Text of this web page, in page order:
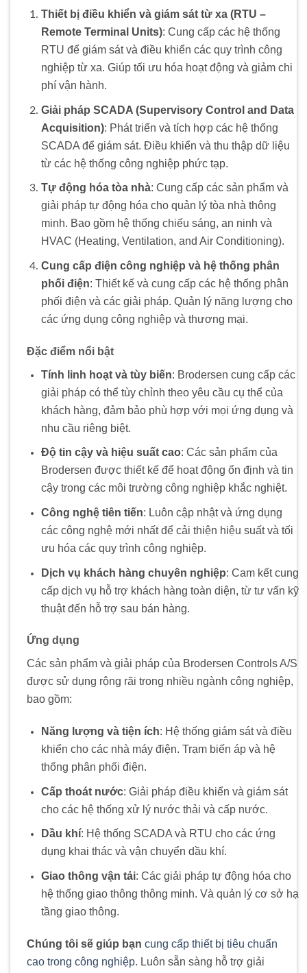
Thiết bị điều khiển và giám sát từ xa (RTU –
Remote Terminal Units): Cung cấp các hệ thống
RTU để giám sát và điều khiển các quy trình công
nghiệp từ xa. Giúp tối ưu hóa hoạt động và giảm chi
phí vận hành.
Giải pháp SCADA (Supervisory Control and Data
Acquisition): Phát triển và tích hợp các hệ thống
SCADA để giám sát. Điều khiển và thu thập dữ liệu
từ các hệ thống công nghiệp phức tạp.
Tự động hóa tòa nhà: Cung cấp các sản phẩm và
giải pháp tự động hóa cho quản lý tòa nhà thông
minh. Bao gồm hệ thống chiếu sáng, an ninh và
HVAC (Heating, Ventilation, and Air Conditioning).
Cung cấp điện công nghiệp và hệ thống phân
phối điện: Thiết kế và cung cấp các hệ thống phân
phối điện và các giải pháp. Quản lý năng lượng cho
các ứng dụng công nghiệp và thương mại.
Đặc điểm nổi bật
Tính linh hoạt và tùy biến: Brodersen cung cấp các
giải pháp có thể tùy chỉnh theo yêu cầu cụ thể của
khách hàng, đảm bảo phù hợp với mọi ứng dụng và
nhu cầu riêng biệt.
Độ tin cậy và hiệu suất cao: Các sản phẩm của
Brodersen được thiết kế để hoạt động ổn định và tin
cậy trong các môi trường công nghiệp khắc nghiệt.
Công nghệ tiên tiến: Luôn cập nhật và ứng dụng
các công nghệ mới nhất để cải thiện hiệu suất và tối
ưu hóa các quy trình công nghiệp.
Dịch vụ khách hàng chuyên nghiệp: Cam kết cung
cấp dịch vụ hỗ trợ khách hàng toàn diện, từ tư vấn kỹ
thuật đến hỗ trợ sau bán hàng.
Ứng dụng
Các sản phẩm và giải pháp của Brodersen Controls A/S
được sử dụng rộng rãi trong nhiều ngành công nghiệp,
bao gồm:
Năng lượng và tiện ích: Hệ thống giám sát và điều
khiển cho các nhà máy điện. Trạm biến áp và hệ
thống phân phối điện.
Cấp thoát nước: Giải pháp điều khiển và giám sát
cho các hệ thống xử lý nước thải và cấp nước.
Dầu khí: Hệ thống SCADA và RTU cho các ứng
dụng khai thác và vận chuyển dầu khí.
Giao thông vận tải: Các giải pháp tự động hóa cho
hệ thống giao thông thông minh. Và quản lý cơ sở hạ
tầng giao thông.
Chúng tôi sẽ giúp bạn cung cấp thiết bị tiêu chuẩn
cao trong công nghiệp. Luôn sẵn sàng hỗ trợ giải